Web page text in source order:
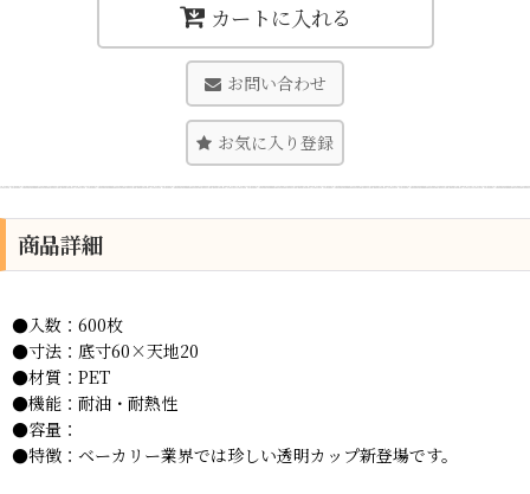
カートに入れる
お問い合わせ
お気に入り登録
商品詳細
●入数：600枚
●寸法：底寸60×天地20
●材質：PET
●機能：耐油・耐熱性
●容量：
●特徴：ベーカリー業界では珍しい透明カップ新登場です。